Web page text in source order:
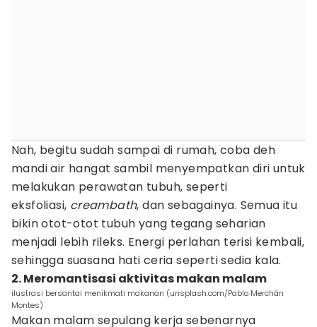
Nah, begitu sudah sampai di rumah, coba deh
mandi air hangat sambil menyempatkan diri untuk
melakukan perawatan tubuh, seperti
eksfoliasi, creambath, dan sebagainya. Semua itu
bikin otot-otot tubuh yang tegang seharian
menjadi lebih rileks. Energi perlahan terisi kembali,
sehingga suasana hati ceria seperti sedia kala.
2. Meromantisasi aktivitas makan malam
ilustrasi bersantai menikmati makanan (unsplash.com/Pablo Merchán
Montes)
Makan malam sepulang kerja sebenarnya